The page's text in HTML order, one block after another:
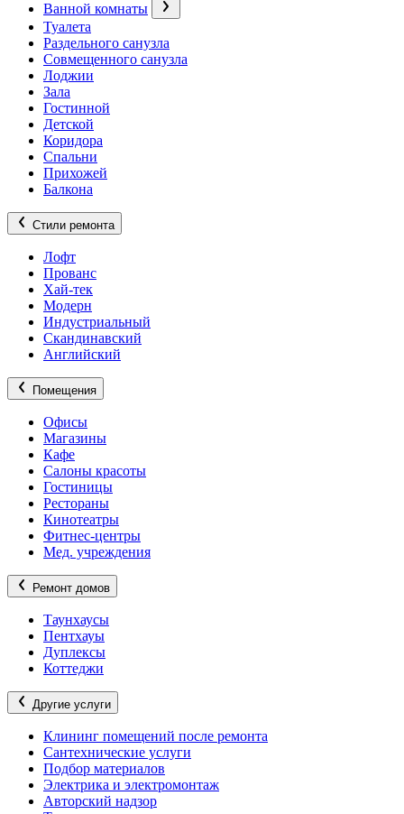
Ванной комнаты
Туалета
Раздельного санузла
Совмещенного санузла
Лоджии
Зала
Гостинной
Детской
Коридора
Спальни
Прихожей
Балкона
Стили ремонта
Лофт
Прованс
Хай-тек
Модерн
Индустриальный
Скандинавский
Английский
Помещения
Офисы
Магазины
Кафе
Салоны красоты
Гостиницы
Рестораны
Кинотеатры
Фитнес-центры
Мед. учреждения
Ремонт домов
Таунхаусы
Пентхауы
Дуплексы
Коттеджи
Другие услуги
Клининг помещений после ремонта
Сантехнические услуги
Подбор материалов
Электрика и электромонтаж
Авторский надзор